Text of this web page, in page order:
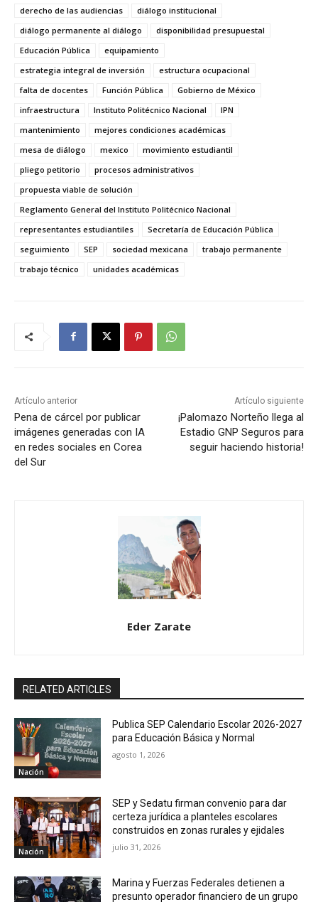
derecho de las audiencias
diálogo institucional
diálogo permanente al diálogo
disponibilidad presupuestal
Educación Pública
equipamiento
estrategia integral de inversión
estructura ocupacional
falta de docentes
Función Pública
Gobierno de México
infraestructura
Instituto Politécnico Nacional
IPN
mantenimiento
mejores condiciones académicas
mesa de diálogo
mexico
movimiento estudiantil
pliego petitorio
procesos administrativos
propuesta viable de solución
Reglamento General del Instituto Politécnico Nacional
representantes estudiantiles
Secretaría de Educación Pública
seguimiento
SEP sociedad mexicana
trabajo permanente
trabajo técnico
unidades académicas
Artículo anterior
Pena de cárcel por publicar
imágenes generadas con IA
en redes sociales en Corea
del Sur
Artículo siguiente
¡Palomazo Norteño llega al
Estadio GNP Seguros para
seguir haciendo historia!
Eder Zarate
RELATED ARTICLES
Nación
Publica SEP Calendario Escolar 2026-2027
para Educación Básica y Normal
agosto 1, 2026
Nación
SEP y Sedatu firman convenio para dar
certeza jurídica a planteles escolares
construidos en zonas rurales y ejidales
julio 31, 2026
Marina y Fuerzas Federales detienen a
presunto operador financiero de un grupo